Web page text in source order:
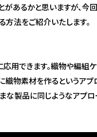
があるかと思いますが、
法をご紹介いたします。
できます。織物や編組ケ
織物素材を作るというア
な製品に同じようなアプ